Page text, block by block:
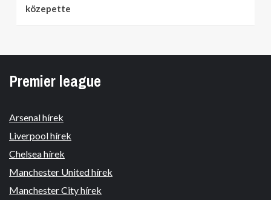
közepette
Premier league
Arsenal hírek
Liverpool hírek
Chelsea hírek
Manchester United hírek
Manchester City hírek